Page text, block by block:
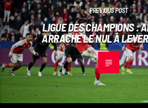
PREVIOUS POST
LIGUE DES CHAMPIONS :
ARRACHE LE NUL À